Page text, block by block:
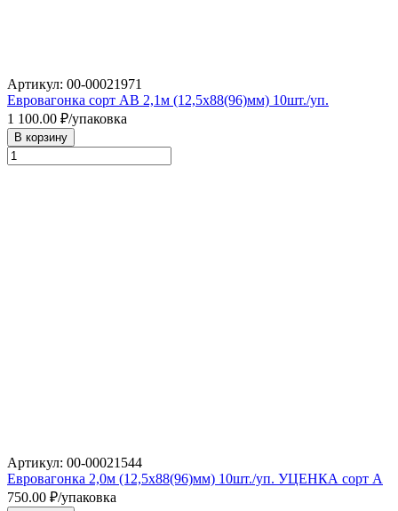
Артикул: 00-00021971
Евровагонка сорт АВ 2,1м (12,5х88(96)мм) 10шт./уп.
1 100.00 ₽/упаковка
В корзину
Артикул: 00-00021544
Евровагонка 2,0м (12,5х88(96)мм) 10шт./уп. УЦЕНКА сорт А
750.00 ₽/упаковка